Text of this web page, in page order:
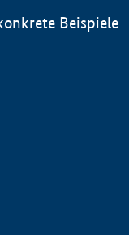
Beispiele